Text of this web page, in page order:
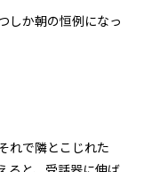
しか朝の恒例になっ
れで隣とこじれた